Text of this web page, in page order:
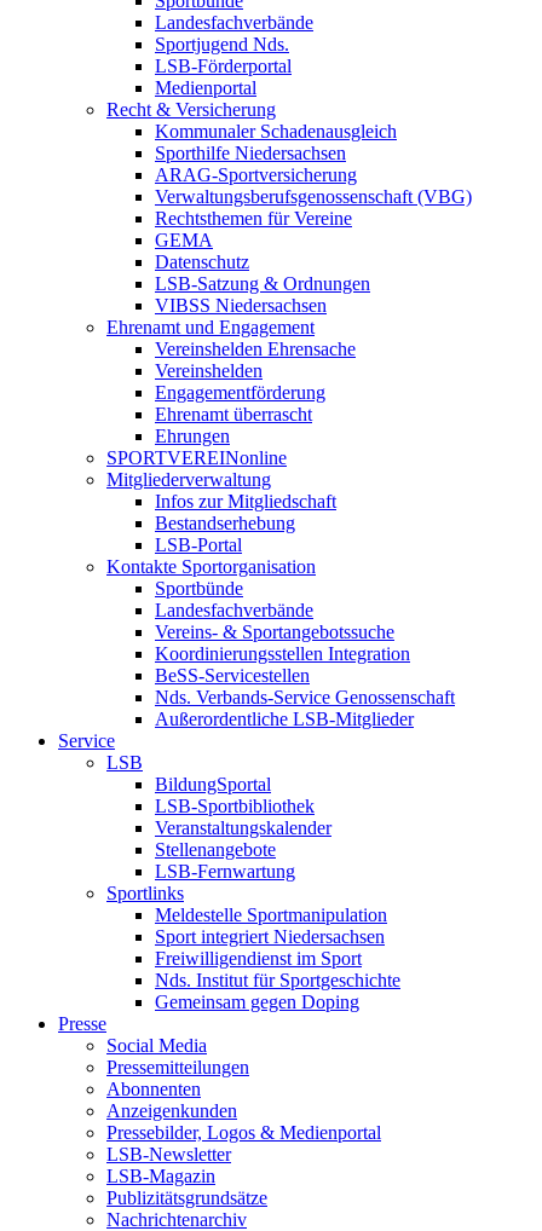
Landesfachverbände
Sportjugend Nds.
LSB-Förderportal
Medienportal
Recht & Versicherung
Kommunaler Schadenausgleich
Sporthilfe Niedersachsen
ARAG-Sportversicherung
Verwaltungsberufsgenossenschaft (VBG)
Rechtsthemen für Vereine
GEMA
Datenschutz
LSB-Satzung & Ordnungen
VIBSS Niedersachsen
Ehrenamt und Engagement
Vereinshelden Ehrensache
Vereinshelden
Engagementförderung
Ehrenamt überrascht
Ehrungen
SPORTVEREINonline
Mitgliederverwaltung
Infos zur Mitgliedschaft
Bestandserhebung
LSB-Portal
Kontakte Sportorganisation
Sportbünde
Landesfachverbände
Vereins- & Sportangebotssuche
Koordinierungsstellen Integration
BeSS-Servicestellen
Nds. Verbands-Service Genossenschaft
Außerordentliche LSB-Mitglieder
Service
LSB
BildungSportal
LSB-Sportbibliothek
Veranstaltungskalender
Stellenangebote
LSB-Fernwartung
Sportlinks
Meldestelle Sportmanipulation
Sport integriert Niedersachsen
Freiwilligendienst im Sport
Nds. Institut für Sportgeschichte
Gemeinsam gegen Doping
Presse
Social Media
Pressemitteilungen
Abonnenten
Anzeigenkunden
Pressebilder, Logos & Medienportal
LSB-Newsletter
LSB-Magazin
Publizitätsgrundsätze
Nachrichtenarchiv